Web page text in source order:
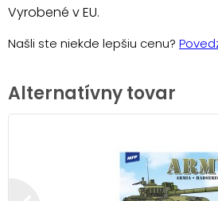
Vyrobené v EU.
Našli ste niekde lepšiu cenu?
Alternatívny tovar